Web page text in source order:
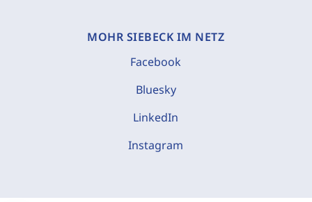
MOHR SIEBECK IM NETZ
Facebook
Bluesky
LinkedIn
Instagram